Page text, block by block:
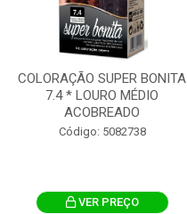
COLORAÇÃO SUPER BONITA
7.4 * LOURO MÉDIO
ACOBREADO
Código: 5082738
VER PREÇO